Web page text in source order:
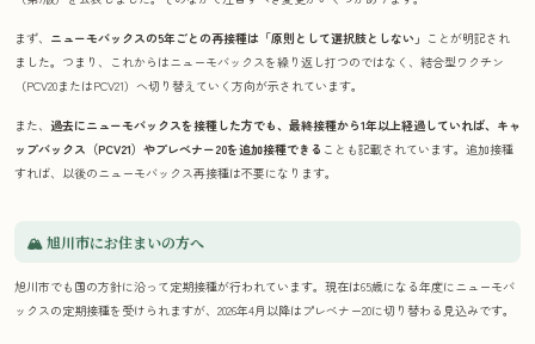
まず、 ニューモバックスの5年ごとの再接種は「原則として選択肢としない」 ことが明記され
ました。つまり、これからはニューモバックスを繰り返し打つのではなく、結合型ワクチン
（PCV20またはPCV21）へ切り替えていく方向が示されています。
また、 過去にニューモバックスを接種した方でも、最終接種から1年以上経過していれば、キャ
ップバックス（PCV21）やプレベナー20を追加接種できる ことも記載されています。追加接種
すれば、以後のニューモバックス再接種は不要になります。
🏔 旭川市にお住まいの方へ
旭川市でも国の方針に沿って定期接種が行われています。現在は65歳になる年度にニューモバ
ックスの定期接種を受けられますが、2026年4月以降はプレベナー20に切り替わる見込みです。